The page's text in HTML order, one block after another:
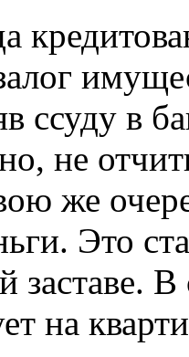
ссуду в
не
же
Это
заставе.
на